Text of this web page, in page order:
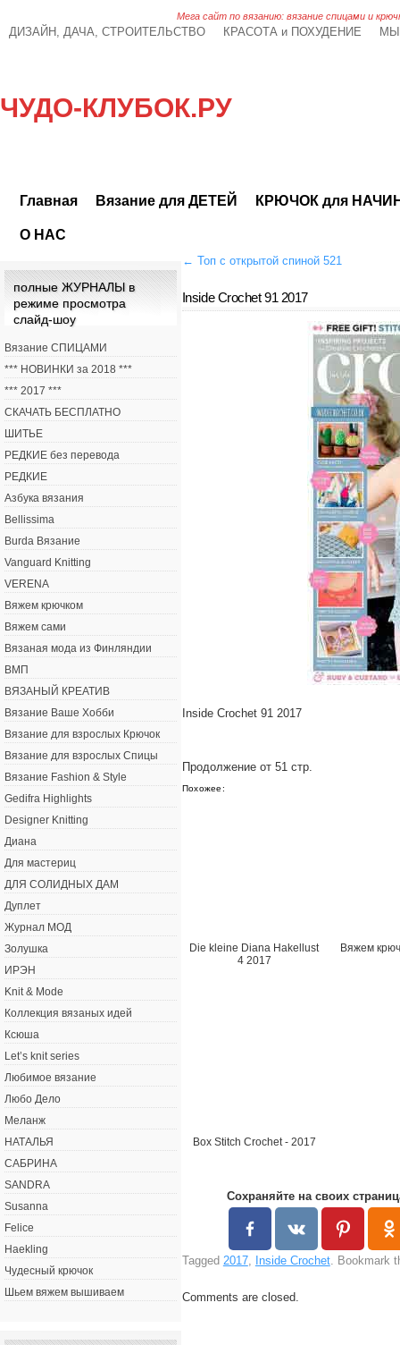
Мега сайт по вязанию: вязание спицами и
ДИЗАЙН, ДАЧА, СТРОИТЕЛЬСТВО КРАСОТА и ПОХУДЕНИЕ
ЧУДО-КЛУБОК.РУ
Главная Вязание для ДЕТЕЙ КРЮЧОК для
О НАС
← Топ с открытой спиной 521
Inside Crochet 91 2017
Inside Crochet 91 2017
Продолжение от 51 стр.
Похожее:
Die kleine Diana Hakellust
4 2017
Вяжем
Box Stitch Crochet - 2017
Сохраняйте на своих
Tagged 2017, Inside Crochet. Bookmark
Comments are closed.
полные ЖУРНАЛЫ в
режиме просмотра
слайд-шоу
Вязание СПИЦАМИ
*** НОВИНКИ за 2018 ***
*** 2017 ***
СКАЧАТЬ БЕСПЛАТНО
ШИТЬЕ
РЕДКИЕ без перевода
РЕДКИЕ
Азбука вязания
Bellissima
Burda Вязание
Vanguard Knitting
VERENA
Вяжем крючком
Вяжем сами
Вязаная мода из Финляндии
ВМП
ВЯЗАНЫЙ КРЕАТИВ
Вязание Ваше Хобби
Вязание для взрослых Крючок
Вязание для взрослых Спицы
Вязание Fashion & Style
Gedifra Highlights
Designer Knitting
Диана
Для мастериц
ДЛЯ СОЛИДНЫХ ДАМ
Дуплет
Журнал МОД
Золушка
ИРЭН
Knit & Mode
Коллекция вязаных идей
Ксюша
Let’s knit series
Любимое вязание
Любо Дело
Меланж
НАТАЛЬЯ
САБРИНА
SANDRA
Susanna
Felice
Haekling
Чудесный крючок
Шьем вяжем вышиваем